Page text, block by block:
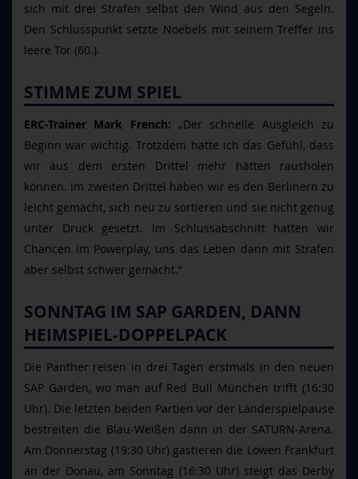
sich mit drei Strafen selbst den Wind aus den Segeln.
Den Schlusspunkt setzte Noebels mit seinem Treffer ins
leere Tor (60.).
STIMME ZUM SPIEL
ERC-Trainer Mark French: „Der schnelle Ausgleich zu
Beginn war wichtig. Trotzdem hatte ich das Gefühl, dass
wir aus dem ersten Drittel mehr hätten rausholen
können. Im zweiten Drittel haben wir es den Berlinern zu
leicht gemacht, sich neu zu sortieren und sie nicht genug
unter Druck gesetzt. Im Schlussabschnitt hatten wir
Chancen im Powerplay, uns das Leben dann mit Strafen
aber selbst schwer gemacht.“
SONNTAG IM SAP GARDEN, DANN
HEIMSPIEL-DOPPELPACK
Die Panther reisen in drei Tagen erstmals in den neuen
SAP Garden, wo man auf Red Bull München trifft (16:30
Uhr). Die letzten beiden Partien vor der Länderspielpause
bestreiten die Blau-Weißen dann in der SATURN-Arena.
Am Donnerstag (19:30 Uhr) gastieren die Löwen Frankfurt
an der Donau, am Sonntag (16:30 Uhr) steigt das Derby